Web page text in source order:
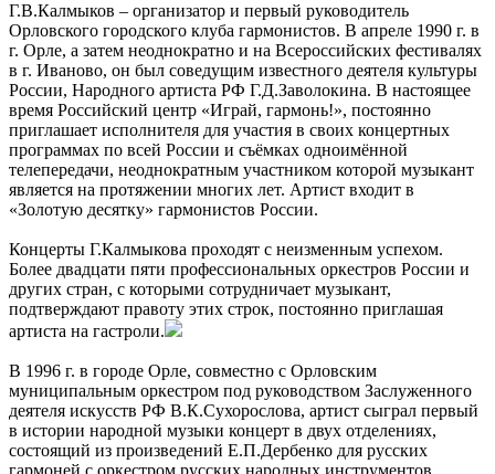
Г.В.Калмыков – организатор и первый руководитель
Орловского городского клуба гармонистов. В апреле 1990 г. в
г. Орле, а затем неоднократно и на Всероссийских фестивалях
в г. Иваново, он был соведущим известного деятеля культуры
России, Народного артиста РФ Г.Д.Заволокина. В настоящее
время Российский центр «Играй, гармонь!», постоянно
приглашает исполнителя для участия в своих концертных
программах по всей России и съёмках одноимённой
телепередачи, неоднократным участником которой музыкант
является на протяжении многих лет. Артист входит в
«Золотую десятку» гармонистов России.
Концерты Г.Калмыкова проходят с неизменным успехом.
Более двадцати пяти профессиональных оркестров России и
других стран, с которыми сотрудничает музыкант,
подтверждают правоту этих строк, постоянно приглашая
артиста на гастроли.
В 1996 г. в городе Орле, совместно с Орловским
муниципальным оркестром под руководством Заслуженного
деятеля искусств РФ В.К.Сухорослова, артист сыграл первый
в истории народной музыки концерт в двух отделениях,
состоящий из произведений Е.П.Дербенко для русских